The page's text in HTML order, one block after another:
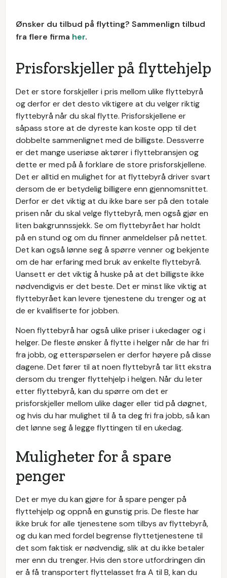
Ønsker du tilbud på flytting? Sammenlign tilbud
fra flere firma her.
Prisforskjeller på flyttehjelp
Det er store forskjeller i pris mellom ulike flyttebyrå
og derfor er det desto viktigere at du velger riktig
flyttebyrå når du skal flytte. Prisforskjellene er
såpass store at de dyreste kan koste opp til det
dobbelte sammenlignet med de billigste. Dessverre
er det mange useriøse aktører i flyttebransjen og
dette er med på å forklare de store prisforskjellene.
Det er alltid en mulighet for at flyttebyrå driver svart
dersom de er betydelig billigere enn gjennomsnittet.
Derfor er det viktig at du ikke bare ser på den totale
prisen når du skal velge flyttebyrå, men også gjør en
liten bakgrunnssjekk. Se om flyttebyrået har holdt
på en stund og om du finner anmeldelser på nettet.
Det kan også lønne seg å spørre venner og bekjente
om de har erfaring med bruk av enkelte flyttebyrå.
Uansett er det viktig å huske på at det billigste ikke
nødvendigvis er det beste. Det er minst like viktig at
flyttebyrået kan levere tjenestene du trenger og at
de er kvalifiserte for jobben.
Noen flyttebyrå har også ulike priser i ukedager og i
helger. De fleste ønsker å flytte i helger når de har fri
fra jobb, og etterspørselen er derfor høyere på disse
dagene. Det fører til at noen flyttebyrå tar litt ekstra
dersom du trenger flyttehjelp i helgen. Når du leter
etter flyttebyrå, kan du spørre om det er
prisforskjeller mellom ulike dager eller tid på døgnet,
og hvis du har mulighet til å ta deg fri fra jobb, så kan
det lønne seg å legge flyttingen til en ukedag.
Muligheter for å spare
penger
Det er mye du kan gjøre for å spare penger på
flyttehjelp og oppnå en gunstig pris. De fleste har
ikke bruk for alle tjenestene som tilbys av flyttebyrå,
og du kan med fordel begrense flyttetjenestene til
det som faktisk er nødvendig, slik at du ikke betaler
mer enn du trenger. Hvis den store utfordringen din
er å få transportert flyttelasset fra A til B, kan du